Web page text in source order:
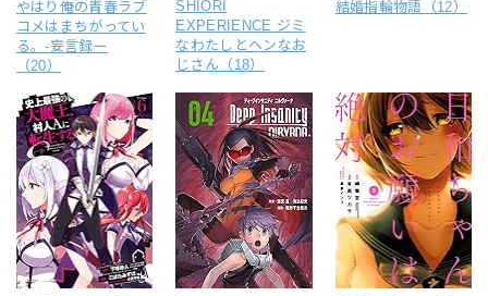
やはり俺の青春ラブ
コメはまちがってい
る。-妄言録ー
（20）
SHIORI
EXPERIENCE ジミ
なわたしとヘンなお
じさん（18）
結婚指輪物語（12）